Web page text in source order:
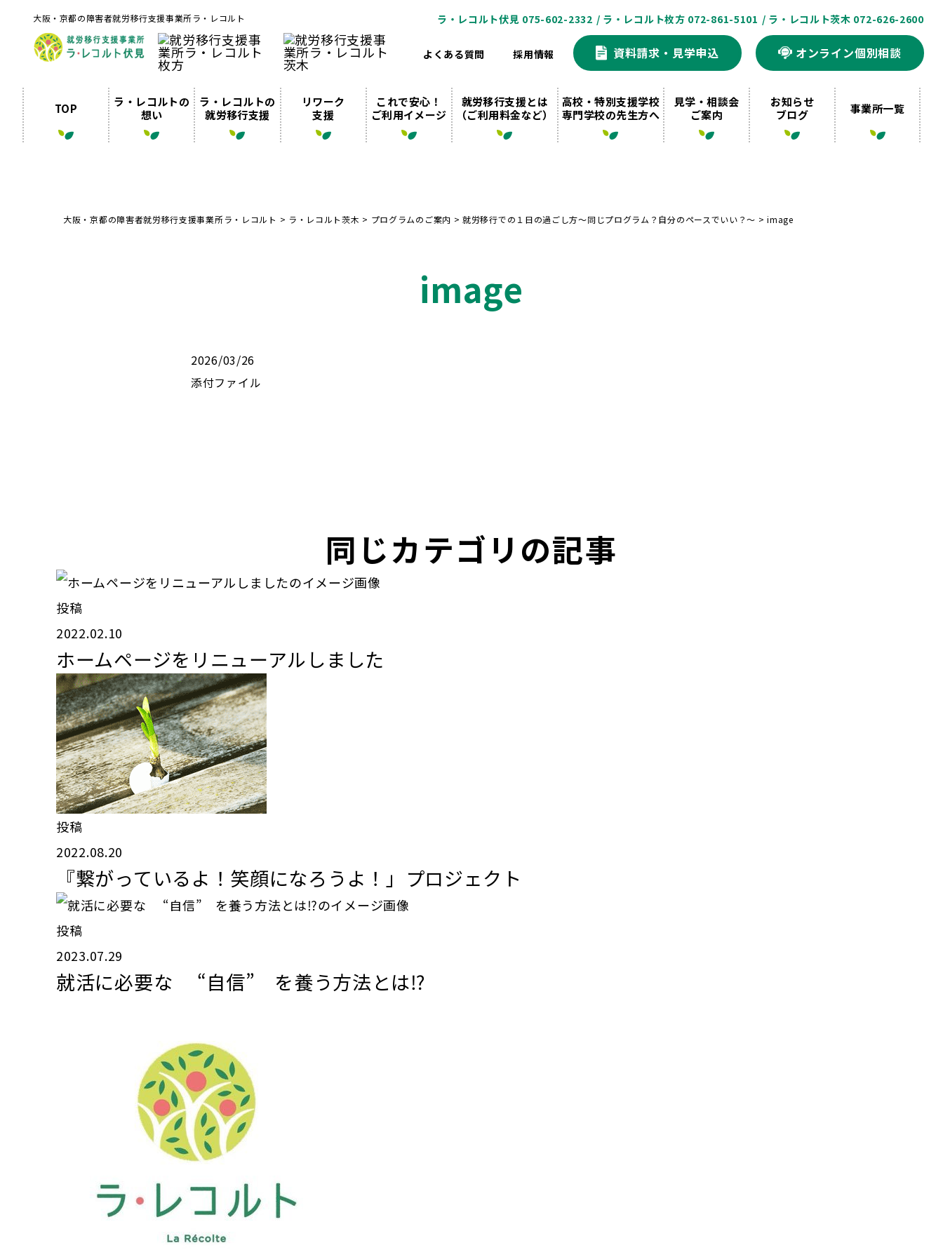
大阪・京都の障害者就労移行支援事業所ラ・レコルト ラ・レコルト伏見 075-602-2332 / ラ・レコルト枚方 072-861-5101 / ラ・レコルト茨木 072-626-2600
よくある質問 採用情報 資料請求・見学申込 オンライン個別相談
TOP
ラ・レコルトの
想い
ラ・レコルトの
就労移行支援
リワーク
支援
これで安心！
ご利用イメージ
就労移行支援とは
（ご利用料金など）
高校・特別支援学校
専門学校の先生方へ
見学・相談会
ご案内
お知らせ
ブログ
事業所一覧
大阪・京都の障害者就労移行支援事業所ラ・レコルト > ラ・レコルト茨木 > プログラムのご案内 >就労移行での１日の過ごし方～同じプログラム？自分のペースでいい？～ >image
image
2026/03/26
添付ファイル
同じカテゴリの記事
投稿
2022.02.10
ホームページをリニューアルしました
投稿
2022.08.20
『繋がっているよ！笑顔になろうよ！」プロジェクト
投稿
2023.07.29
就活に必要な “自信” を養う方法とは⁉️